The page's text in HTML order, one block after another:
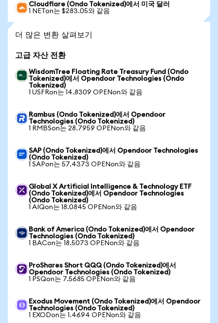
Cloudflare (Ondo Tokenized)에서 미국 달러
1 NETon는 $283.05와 같음
더 많은 변환 살펴보기
고급 자산 전환
WisdomTree Floating Rate Treasury Fund (Ondo
Tokenized)에서 Opendoor Technologies (Ondo
Tokenized)
1 USFRon는 14.8309 OPENon와 같음
Rambus (Ondo Tokenized)에서 Opendoor
Technologies (Ondo Tokenized)
1 RMBSon는 28.7959 OPENon와 같음
SAP (Ondo Tokenized)에서 Opendoor Technologies
(Ondo Tokenized)
1 SAPon는 57.4373 OPENon와 같음
Global X Artificial Intelligence & Technology ETF
(Ondo Tokenized)에서 Opendoor Technologies
(Ondo Tokenized)
1 AIQon는 18.0845 OPENon와 같음
Bank of America (Ondo Tokenized)에서 Opendoor
Technologies (Ondo Tokenized)
1 BACon는 18.5073 OPENon와 같음
ProShares Short QQQ (Ondo Tokenized)에서
Opendoor Technologies (Ondo Tokenized)
1 PSQon는 7.5685 OPENon와 같음
Exodus Movement (Ondo Tokenized)에서 Opendoor
Technologies (Ondo Tokenized)
1 EXODon는 1.4694 OPENon와 같음